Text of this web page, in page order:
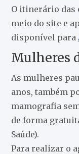
O itinerário das
meio do site e
disponível para
Mulheres
As mulheres
anos, também
mamografia
de forma
Saúde).
Para realizar o